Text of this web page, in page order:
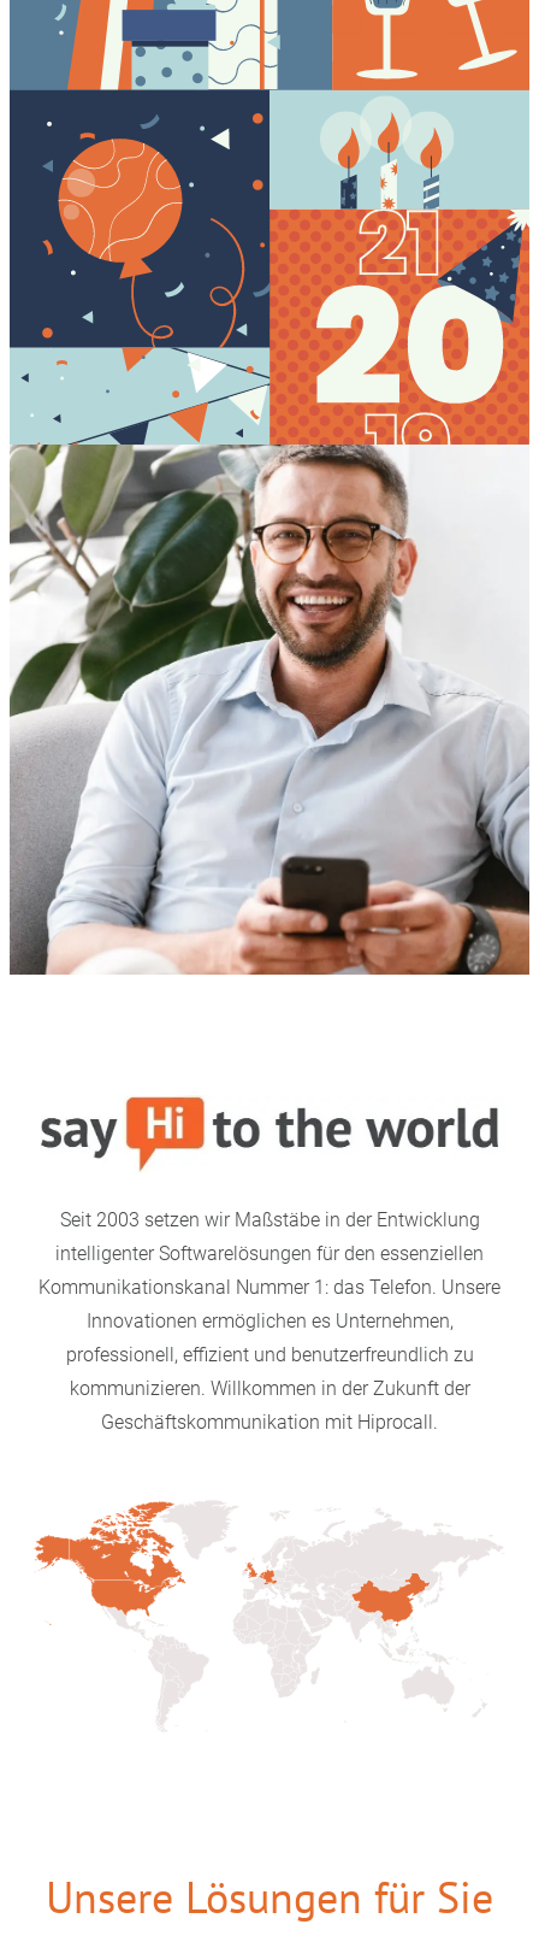
Seit 2003 setzen wir Maßstäbe in der Entwicklung
intelligenter Softwarelösungen für den essenziellen
Kommunikationskanal Nummer 1: das Telefon. Unsere
Innovationen ermöglichen es Unternehmen,
professionell, effizient und benutzerfreundlich zu
kommunizieren. Willkommen in der Zukunft der
Geschäftskommunikation mit Hiprocall.
Unsere Lösungen für Sie